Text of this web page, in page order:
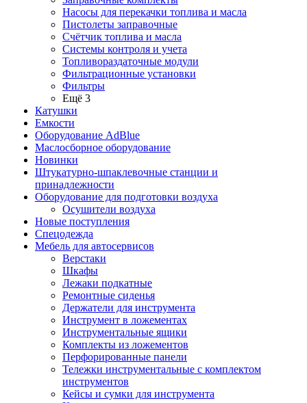
Насосы для перекачки топлива и масла
Пистолеты заправочные
Счётчик топлива и масла
Системы контроля и учета
Топливораздаточные модули
Фильтрационные установки
Фильтры
Ещё 3
Катушки
Емкости
Оборудование AdBlue
Маслосборное оборудование
Новинки
Штукатурно-шпаклевочные станции и
принадлежности
Оборудование для подготовки воздуха
Осушители воздуха
Новые поступления
Спецодежда
Мебель для автосервисов
Верстаки
Шкафы
Лежаки подкатные
Ремонтные сиденья
Держатели для инструмента
Инструмент в ложементах
Инструментальные ящики
Комплекты из ложементов
Перфорированные панели
Тележки инструментальные с комплектом
инструментов
Кейсы и сумки для инструмента